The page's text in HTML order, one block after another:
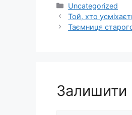
Категорії
Uncategorized
Той, хто
Таємниця
Залишити